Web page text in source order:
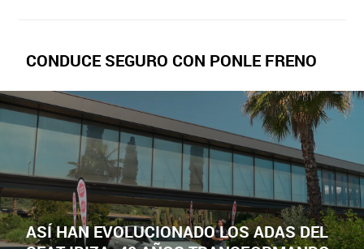
CONDUCE SEGURO CON PONLE FRENO
ASÍ HAN EVOLUCIONADO LOS ADAS DEL